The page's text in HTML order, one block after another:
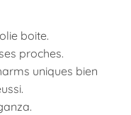
boite.
proches.
uniques bien